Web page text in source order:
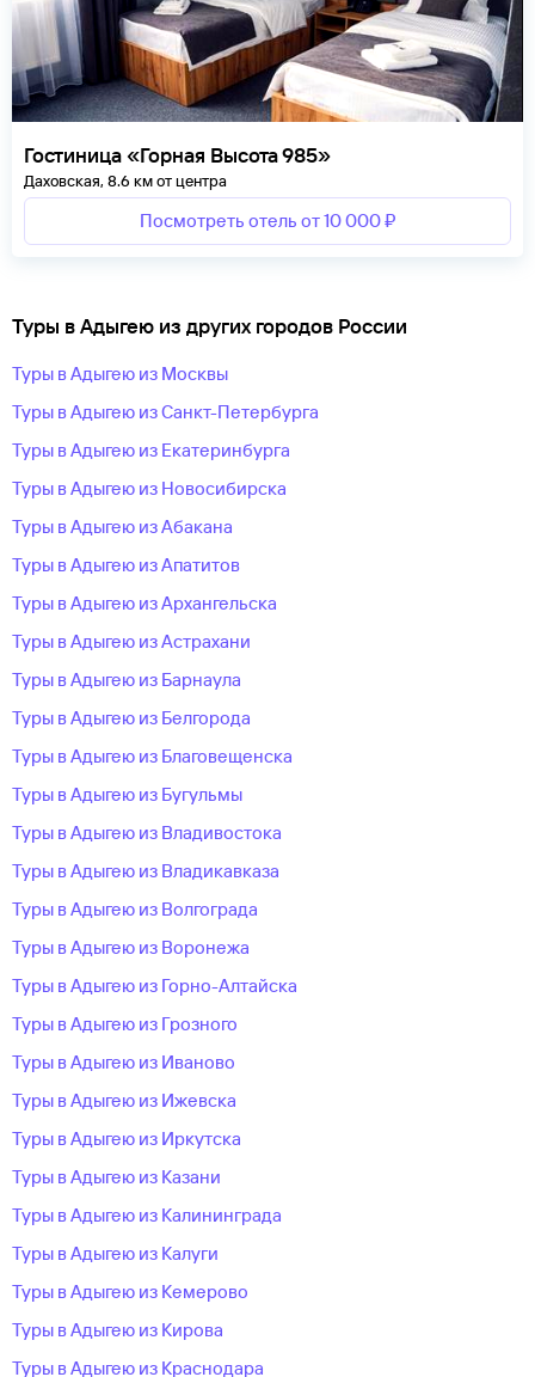
Гостиница «Горная Высота 985»
Даховская, 8.6 км от центра
Посмотреть отель от 10 000 ₽
Туры в Адыгею из других городов России
Туры в Адыгею из Москвы
Туры в Адыгею из Санкт-Петербурга
Туры в Адыгею из Екатеринбурга
Туры в Адыгею из Новосибирска
Туры в Адыгею из Абакана
Туры в Адыгею из Апатитов
Туры в Адыгею из Архангельска
Туры в Адыгею из Астрахани
Туры в Адыгею из Барнаула
Туры в Адыгею из Белгорода
Туры в Адыгею из Благовещенска
Туры в Адыгею из Бугульмы
Туры в Адыгею из Владивостока
Туры в Адыгею из Владикавказа
Туры в Адыгею из Волгограда
Туры в Адыгею из Воронежа
Туры в Адыгею из Горно-Алтайска
Туры в Адыгею из Грозного
Туры в Адыгею из Иваново
Туры в Адыгею из Ижевска
Туры в Адыгею из Иркутска
Туры в Адыгею из Казани
Туры в Адыгею из Калининграда
Туры в Адыгею из Калуги
Туры в Адыгею из Кемерово
Туры в Адыгею из Кирова
Туры в Адыгею из Краснодара